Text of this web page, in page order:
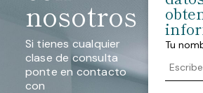
nosotros
Si tienes cualquier
clase de consulta
ponte en contacto
con
Tu